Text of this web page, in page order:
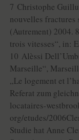
7 Christophe
nouvelles fractures
(Autrement) 2004.
trois vitesses“, in:
10 Alèssi
Marseille“,
„Le logement et
Referat zum
locataires-
org/etudes/
Studie hat Anne